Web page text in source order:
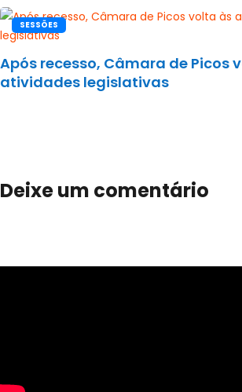
SESSÕES
Após recesso, Câmara de Picos
atividades legislativas
Deixe um comentário